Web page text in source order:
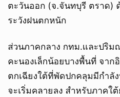
ตะวันออก (จ.จันทบุรี ตราด)
ระวังฝนตกหนัก
ส่วนภาคกลาง กทม.และปริ
คะนองเล็กน้อยบางพื้นที่ จา
ตกเฉียงใต้ที่พัดปกคลุมมีกำลั
จะเริ่มคลายลง สำหรับภาคใ